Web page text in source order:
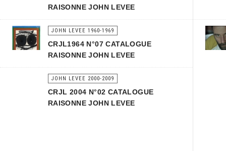
RAISONNE JOHN LEVEE
JOHN LEVEE 1960-1969
CRJL1964 N°07 CATALOGUE
RAISONNE JOHN LEVEE
JOHN LEVEE 2000-2009
CRJL 2004 N°02 CATALOGUE
RAISONNE JOHN LEVEE